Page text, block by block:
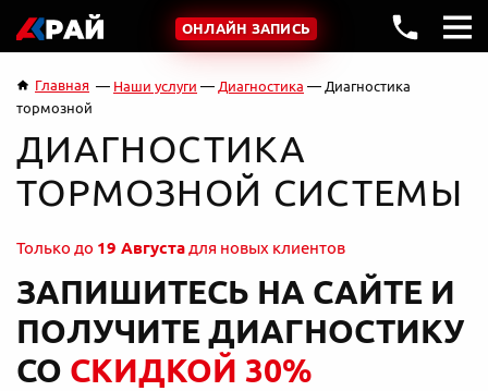
ОНЛАЙН ЗАПИСЬ
Главная Наши услуги Диагностика
Диагностика
тормозной
ДИАГНОСТИКА
ТОРМОЗНОЙ СИСТЕМЫ
Только до 19 Августадля новых клиентов
ЗАПИШИТЕСЬ НА САЙТЕ И
ПОЛУЧИТЕ ДИАГНОСТИКУ
СО СКИДКОЙ 30%